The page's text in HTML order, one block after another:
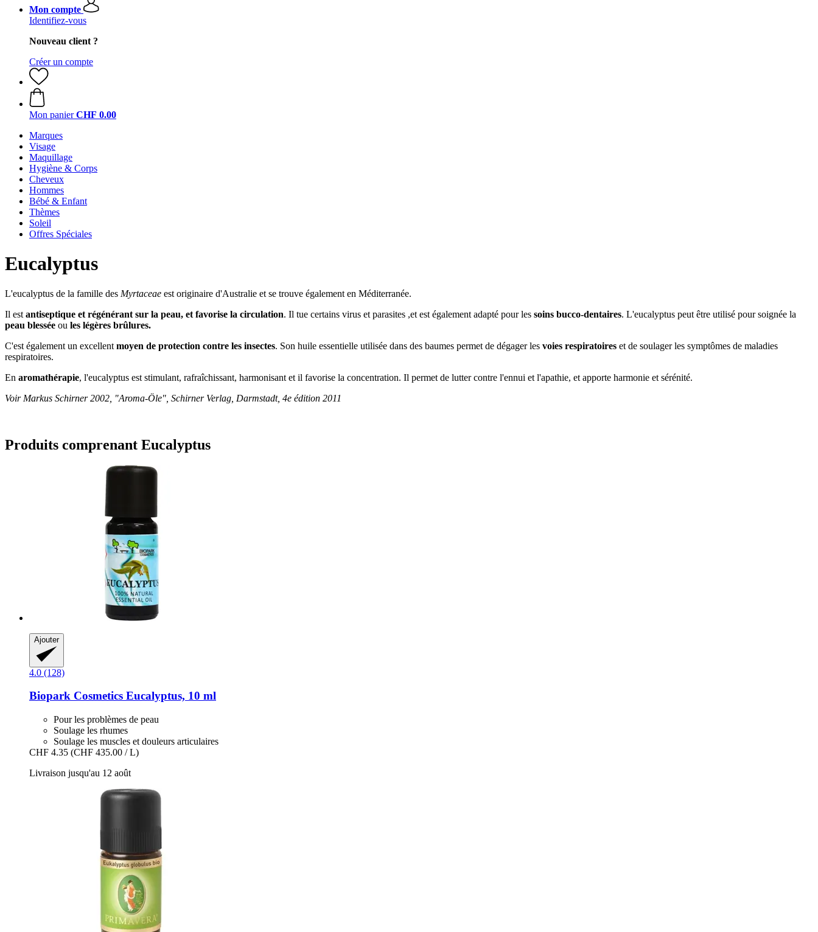
Mon compte
Identifiez-vous
Nouveau client ?
Créer un compte
Mon panier CHF 0.00
Marques
Visage
Maquillage
Hygiène & Corps
Cheveux
Hommes
Bébé & Enfant
Thèmes
Soleil
Offres Spéciales
Eucalyptus
L'eucalyptus de la famille des Myrtaceae est originaire d'Australie et se trouve également en Méditerranée.
Il est antiseptique et régénérant sur la peau, et favorise la circulation. Il tue certains virus et parasites ,et est également adapté pour les soins bucco-dentaires. L'eucalyptus peut être utilisé pour soignée la
peau blessée ou les légères brûlures.
C'est également un excellent moyen de protection contre les insectes. Son huile essentielle utilisée dans des baumes permet de dégager les voies respiratoires et de soulager les symptômes de maladies
respiratoires.
En aromathérapie, l'eucalyptus est stimulant, rafraîchissant, harmonisant et il favorise la concentration. Il permet de lutter contre l'ennui et l'apathie, et apporte harmonie et sérénité.
Voir Markus Schirner 2002, "Aroma-Öle", Schirner Verlag, Darmstadt, 4e édition 2011
Produits comprenant Eucalyptus
Ajouter
4.0 (128)
Biopark Cosmetics Eucalyptus, 10 ml
Pour les problèmes de peau
Soulage les rhumes
Soulage les muscles et douleurs articulaires
CHF 4.35 (CHF 435.00 / L)
Livraison jusqu'au 12 août